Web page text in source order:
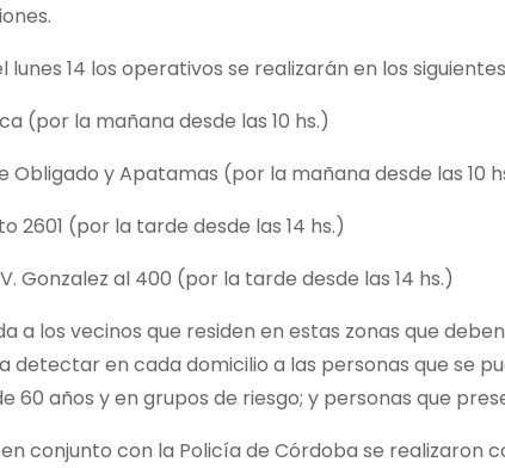
lunes 14 los operativos se realizarán en los
(por la mañana desde las 10 hs.)
Obligado y Apatamas (por la mañana desde las 10
2601 (por la tarde desde las 14 hs.)
Gonzalez al 400 (por la tarde desde las 14 hs.)
a los vecinos que residen en estas zonas que
detectar en cada domicilio a las personas que se
60 años y en grupos de riesgo; y personas que
conjunto con la Policía de Córdoba se realizaron